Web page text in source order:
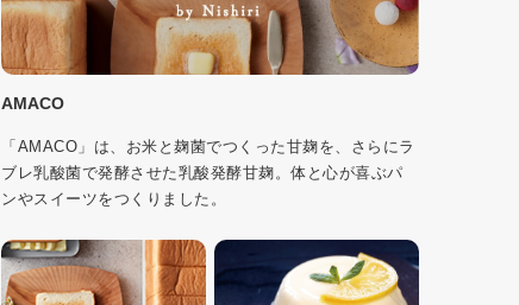
AMACO
「AMACO」は、お米と麹菌でつくった甘麹を、さらにラ
ブレ乳酸菌で発酵させた乳酸発酵甘麹。体と心が喜ぶパ
ンやスイーツをつくりました。